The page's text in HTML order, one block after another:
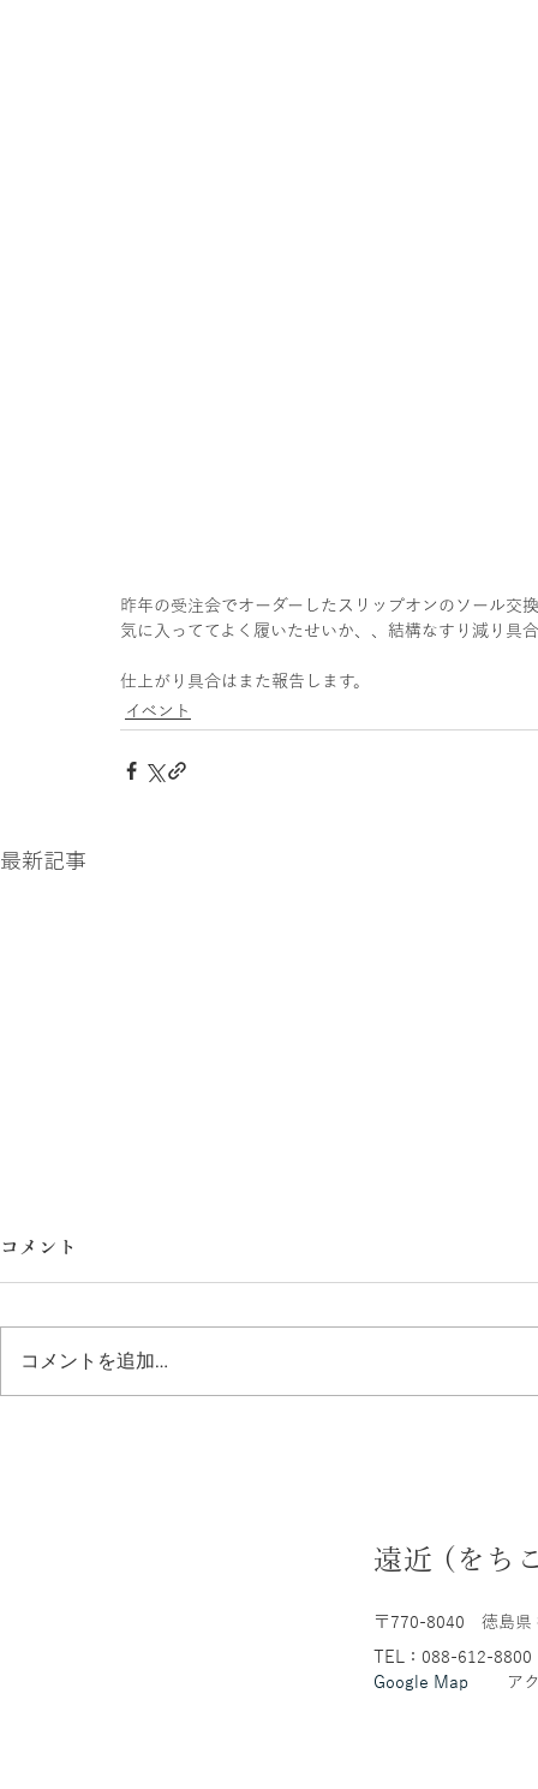
昨年の受注会でオーダーしたスリップオンのソール交
気に入っててよく履いたせいか、、結構なすり減り具
仕上がり具合はまた報告します。
イベント
最新記事
コメント
コメントを追加…
遠近 (をち
〒770-8040 徳島県
Google Map ア
TEL：088-612-8800